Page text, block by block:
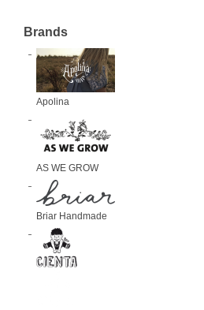
Brands
Apolina
AS WE GROW
Briar Handmade